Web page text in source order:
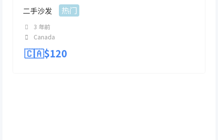
二手沙发 热门
3 年前
Canada
🇨🇦$120